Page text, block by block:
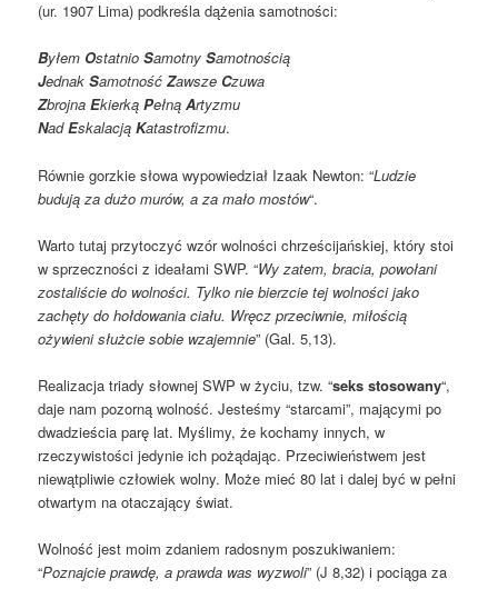
(ur. 1907 Lima) podkreśla dążenia samotności:
Byłem OstatnioSamotnySamotnością
JednakSamotnośćZawsze Czuwa
ZbrojnaEkierkąPełnąArtyzmu
NadEskalacjąKatastrofizmu.
Równie gorzkie słowa wypowiedział Izaak Newton: “Ludzie
budują za dużo murów, a za mało mostów“.
Warto tutaj przytoczyć wzór wolności chrześcijańskiej, który stoi
w sprzeczności z ideałami SWP. “Wy zatem, bracia, powołani
zostaliście do wolności. Tylko nie bierzcie tej wolności jako
zachęty do hołdowania ciału. Wręcz przeciwnie, miłością
ożywieni służcie sobie wzajemnie” (Gal. 5,13).
Realizacja triady słownej SWP w życiu, tzw. “seks stosowany“,
daje nam pozorną wolność. Jesteśmy “starcami”, mającymi po
dwadzieścia parę lat. Myślimy, że kochamy innych, w
rzeczywistości jedynie ich pożądając. Przeciwieństwem jest
niewątpliwie człowiek wolny. Może mieć 80 lat i dalej być w pełni
otwartym na otaczający świat.
Wolność jest moim zdaniem radosnym poszukiwaniem:
“Poznajcie prawdę, a prawda was wyzwoli” (J 8,32) i pociąga za